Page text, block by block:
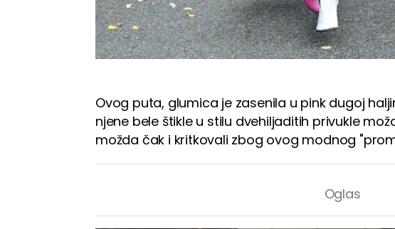
Ovog puta, glumica je zasenila u pink dugoj
njene bele štikle u stilu dvehiljaditih privukle
možda čak i kritkovali zbog ovog modnog